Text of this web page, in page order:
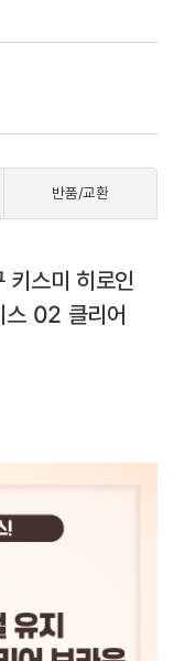
반품/교환
키스미 히로인
스 02 클리어